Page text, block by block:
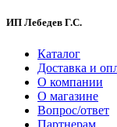
ИП Лебедев Г.С.
Каталог
Доставка и
О компании
О магазине
Вопрос/ответ
Партнерам